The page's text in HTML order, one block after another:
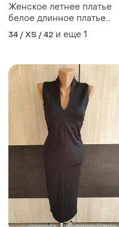
Женское летнее платье
белое длинное платье
муслиновое платье платья
до пола молочное платье
34 / XS / 42 и еще 1